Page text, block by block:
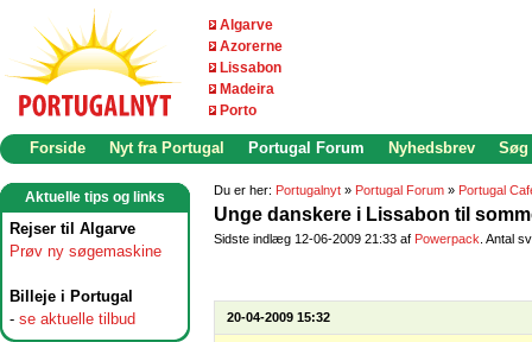
Algarve
Azorerne
Lissabon
Madeira
Porto
Forside Nyt fra Portugal Portugal Forum Nyhedsbrev Søg
Aktuelle tips og links
Rejser til Algarve
Prøv ny søgemaskine
Billeje i Portugal
- se aktuelle tilbud
Du er her: Portugalnyt » Portugal Forum » Portugal
Unge danskere i Lissabon til
Sidste indlæg 12-06-2009 21:33 af Powerpack . Antal
20-04-2009 15:32